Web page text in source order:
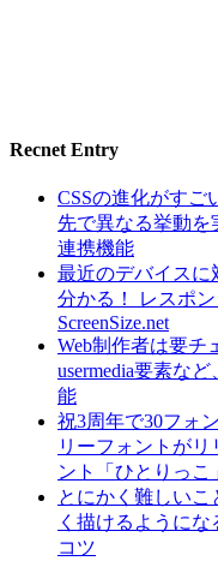
Recnet Entry
CSSの進化がすご
先で異なる挙動
連携機能
最近のデバイスに
分かる！ レスポ
ScreenSize.net
Web制作者は要チ
usermedia要素な
能
祝3周年で30フォ
リーフォントが
ント「ひとりっこ
とにかく難しい
く描けるようにな
コツ